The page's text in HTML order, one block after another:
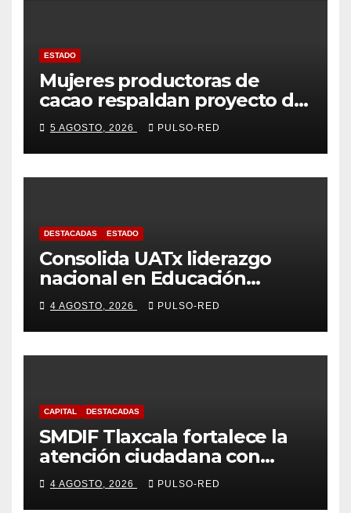
ESTADO
Mujeres productoras de
cacao respaldan proyecto de
Alfonso Sánchez García
rumbo a la Coordinación
Estatal de Morena
5 AGOSTO, 2026 PULSO-RED
DESTACADAS ESTADO
Consolida UATx liderazgo
nacional en Educación
Especial, Gerontología y
Ciencias de la Familia
4 AGOSTO, 2026 PULSO-RED
CAPITAL DESTACADAS
SMDIF Tlaxcala fortalece la
atención ciudadana con
servicios cercanos y espacios
dignos para las familias
4 AGOSTO, 2026 PULSO-RED